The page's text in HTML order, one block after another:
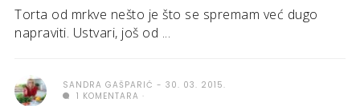
Torta od mrkve nešto je što se spremam već dugo
napraviti. Ustvari, još od ...
SANDRA GAŠPARIĆ
30. 03. 2015.
1 KOMENTARA